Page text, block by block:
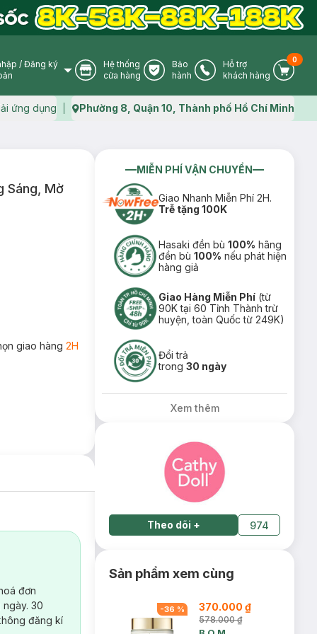
User Icon
/ Đăng ký
Store Icon
Hệ thống
cửa hàng
Warranty Icon
Bảo
hành
Phone Icon
Hỗ trợ
khách hàng
Cart
0
ứng dụng Map icon
Phường 8, Quận 10, Thành phố Hồ Chí Minh
Sáng, Mờ
giao hàng 2H
đơn
30
đăng kí
MIỄN PHÍ VẬN CHUYỂN
Giao Nhanh Miễn Phí 2H.
Trễ tặng 100K
Hasaki đền bù100% hãng
đền bù100% nếu phát hiện
hàng giả
Giao Hàng Miễn Phí (từ
90K tại 60 Tỉnh Thành trừ
huyện, toàn Quốc từ 249K)
Đổi trả
trong30 ngày
Xem thêm
Theo dõi + 974
Sản phẩm xem cùng
-36 % 370.000 ₫
578.000 ₫